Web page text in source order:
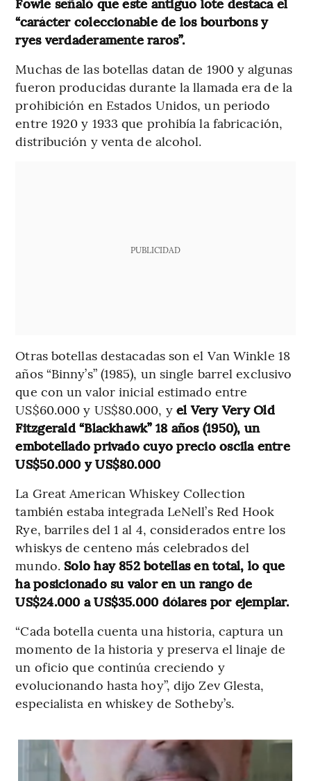
“carácter coleccionable de los bourbons y
ryes verdaderamente raros”.
Muchas de las botellas datan de 1900 y algunas
fueron producidas durante la llamada era de la
prohibición en Estados Unidos, un periodo
entre 1920 y 1933 que prohibía la fabricación,
distribución y venta de alcohol.
PUBLICIDAD
Otras botellas destacadas son el Van Winkle 18
años “Binny’s” (1985), un single barrel exclusivo
que con un valor inicial estimado entre
US$60.000 y US$80.000, y el Very Very Old
Fitzgerald “Blackhawk” 18 años (1950), un
embotellado privado cuyo precio oscila entre
US$50.000 y US$80.000
La Great American Whiskey Collection
también estaba integrada LeNell’s Red Hook
Rye, barriles del 1 al 4, considerados entre los
whiskys de centeno más celebrados del
mundo. Solo hay 852 botellas en total, lo que
ha posicionado su valor en un rango de
US$24.000 a US$35.000 dólares por ejemplar.
“Cada botella cuenta una historia, captura un
momento de la historia y preserva el linaje de
un oficio que continúa creciendo y
evolucionando hasta hoy”, dijo Zev Glesta,
especialista en whiskey de Sotheby’s.